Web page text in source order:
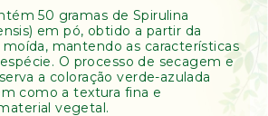
50 gramas de Spirulina
em pó, obtido a partir da
mantendo as características
O processo de secagem e
a coloração verde-azulada
como a textura fina e
vegetal.